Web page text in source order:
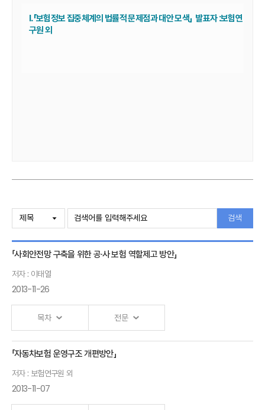
Ⅰ.「보험정보 집중체계의 법률적 문제점과 대안 모색」 발표자 :보험연
구원 외
검색
「사회안전망 구축을 위한 공·사 보험 역할제고 방안」
저자 : 이태열
2013-11-26
목차 전문
「자동차보험 운영구조 개편방안」
저자 : 보험연구원 외
2013-11-07